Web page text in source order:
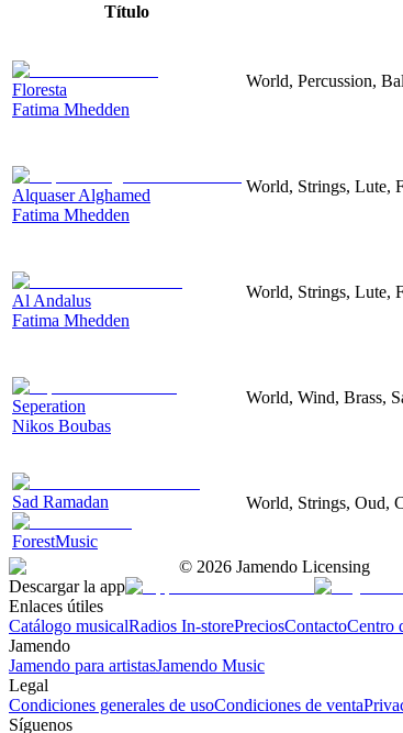
Título
Floresta
Fatima Mhedden
World, Percussion,
Alquaser Alghamed
Fatima Mhedden
World, Strings, Lute,
Al Andalus
Fatima Mhedden
World, Strings, Lute,
Seperation
Nikos Boubas
World, Wind, Brass,
Sad Ramadan
ForestMusic
World, Strings, Oud,
© 2026 Jamendo Licensing
Descargar la app
Enlaces útiles
Catálogo musicalRadios In-storePreciosContactoCentro
Jamendo
Jamendo para artistasJamendo Music
Legal
Condiciones generales de usoCondiciones de venta
Síguenos